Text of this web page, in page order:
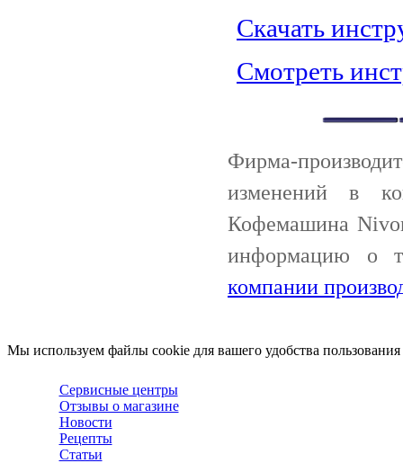
Скачать
Смотреть
Фирма-
изменений в
Кофемашина
информацию о
компании
Мы используем файлы cookie для вашего удобства
Сервисные центры
Отзывы о магазине
Новости
Рецепты
Статьи